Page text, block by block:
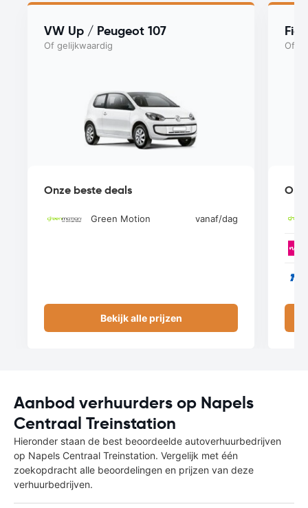
VW Up / Peugeot 107
Of gelijkwaardig
Onze beste deals
Green Motion vanaf/dag
Bekijk alle prijzen
Of
Aanbod verhuurders op Napels
Centraal Treinstation
Hieronder staan de best beoordeelde autoverhuurbedrijven
op Napels Centraal Treinstation. Vergelijk met één
zoekopdracht alle beoordelingen en prijzen van deze
verhuurbedrijven.